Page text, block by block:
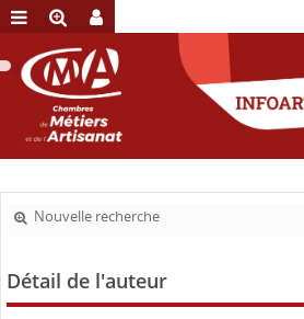
Nouvelle recherche
Détail de l'auteur